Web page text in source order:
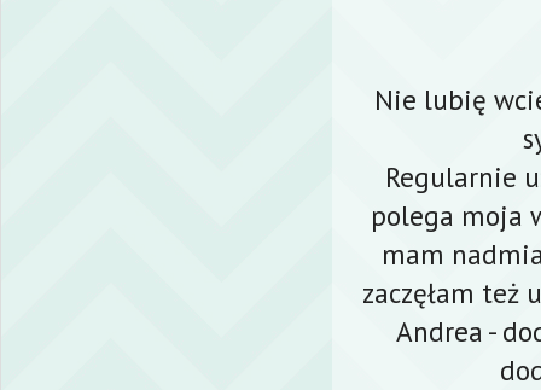
Nie lubię
Regularnie
polega moja
mam
zaczęłam też
Andrea -